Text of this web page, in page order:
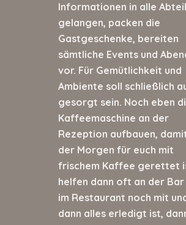
Informationen in alle
gelangen, packen die
Gastgeschenke, bereiten
sämtliche Events und
vor. Für Gemütlichkeit und
Ambiente soll schließlich
gesorgt sein. Noch eben
Kaffeemaschine an der
Rezeption aufbauen,
der Morgen für euch mit
frischem Kaffee gerettet
helfen dann oft an der Bar
im Restaurant noch mit
dann alles erledigt ist,